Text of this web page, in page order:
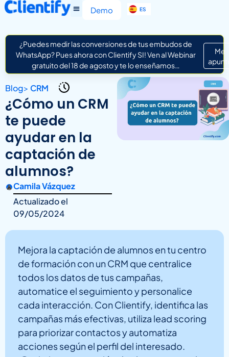
Demo ES
IT
¿Puedes medir las conversiones de tus embudos de
WhatsApp? Pues ahora con Clientify SI! Ven al Webinar
gratuito del 18 de agosto y te lo enseñamos…
Me
Blog> CRM
¿Cómo un CRM
te puede
ayudar en la
captación de
alumnos?
Camila Vázquez
Actualizado el
09/05/2024
Mejora la captación de alumnos en tu centro
de formación con un CRM que centralice
todos los datos de tus campañas,
automatice el seguimiento y personalice
cada interacción. Con Clientify, identifica las
campañas más efectivas, utiliza lead scoring
para priorizar contactos y automatiza
acciones según el perfil del interesado.